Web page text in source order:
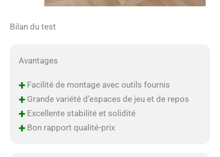
Bilan du test
Avantages
+Facilité de montage avec outils fournis
+Grande variété d’espaces de jeu et de repos
+Excellente stabilité et solidité
+Bon rapport qualité-prix